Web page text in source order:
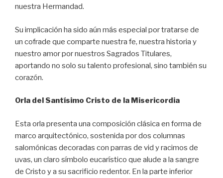
nuestra Hermandad.
Su implicación ha sido aún más especial por tratarse de
un cofrade que comparte nuestra fe, nuestra historia y
nuestro amor por nuestros Sagrados Titulares,
aportando no solo su talento profesional, sino también su
corazón.
Orla del Santísimo Cristo de la Misericordia
Esta orla presenta una composición clásica en forma de
marco arquitectónico, sostenida por dos columnas
salomónicas decoradas con parras de vid y racimos de
uvas, un claro símbolo eucarístico que alude a la sangre
de Cristo y a su sacrificio redentor. En la parte inferior